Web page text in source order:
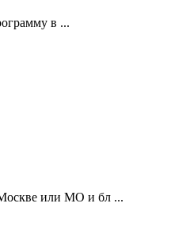
в ...
или МО и бл ...